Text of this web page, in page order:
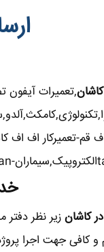
,تعمیرات
قم-تعمیرکار اف
کاشانزیر نظر دفتر
جهت اجرا پروژه